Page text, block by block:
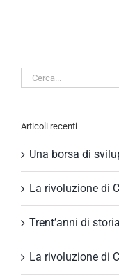
Cerca
Articoli recenti
Una borsa di
La rivoluzione di
Trent’anni di
La rivoluzione di